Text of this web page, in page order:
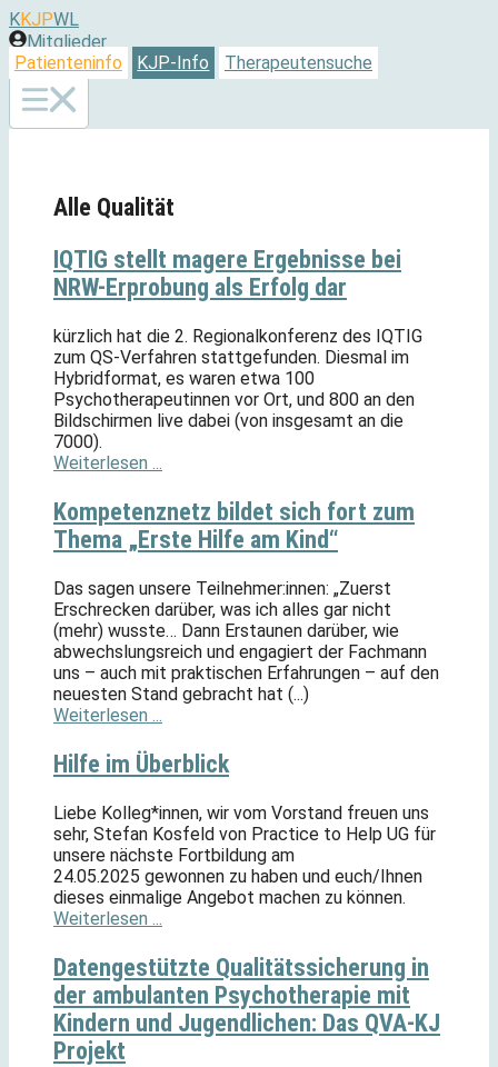
Zum
Inhalt
springen
KKJPWL
Mitglieder
Patienteninfo
KJP-Info Therapeutensuche
Alle Qualität
IQTIG stellt magere Ergebnisse bei
NRW-Erprobung als Erfolg dar
kürzlich hat die 2. Regionalkonferenz des IQTIG
zum QS-Verfahren stattgefunden. Diesmal im
Hybridformat, es waren etwa 100
Psychotherapeutinnen vor Ort, und 800 an den
Bildschirmen live dabei (von insgesamt an die
7000).
Weiterlesen ...
Kompetenznetz bildet sich fort zum
Thema „Erste Hilfe am Kind“
Das sagen unsere Teilnehmer:innen: „Zuerst
Erschrecken darüber, was ich alles gar nicht
(mehr) wusste… Dann Erstaunen darüber, wie
abwechslungsreich und engagiert der Fachmann
uns – auch mit praktischen Erfahrungen – auf den
neuesten Stand gebracht hat (...)
Weiterlesen ...
Hilfe im Überblick
Liebe Kolleg*innen, wir vom Vorstand freuen uns
sehr, Stefan Kosfeld von Practice to Help UG für
unsere nächste Fortbildung am
24.05.2025 gewonnen zu haben und euch/Ihnen
dieses einmalige Angebot machen zu können.
Weiterlesen ...
Datengestützte Qualitätssicherung in
der ambulanten Psychotherapie mit
Kindern und Jugendlichen: Das QVA-KJ
Projekt